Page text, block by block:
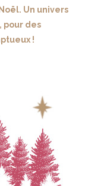
Un univers
pour des
!